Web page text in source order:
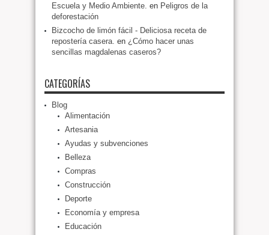
Escuela y Medio Ambiente. en Peligros de la
deforestación
Bizcocho de limón fácil - Deliciosa receta de
repostería casera. en ¿Cómo hacer unas
sencillas magdalenas caseros?
CATEGORÍAS
Blog
Alimentación
Artesania
Ayudas y subvenciones
Belleza
Compras
Construcción
Deporte
Economía y empresa
Educación